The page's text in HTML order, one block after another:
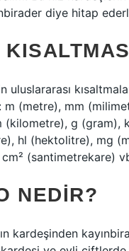
diye hitap
uluslararası
m (metre), mm
(kilometre), g (gram),
hl (hektolitre), mg
(santimetrekare)
NEDIR?
kardeşinden